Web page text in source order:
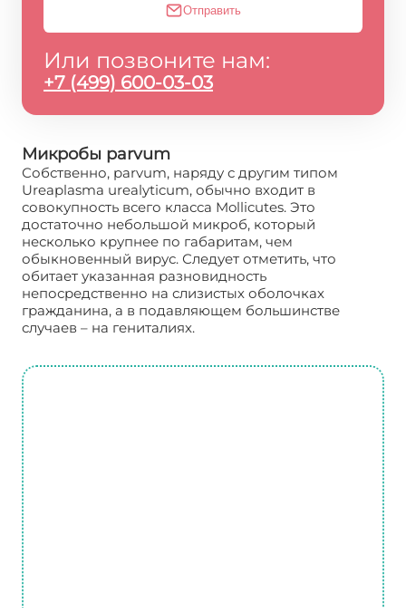
Отправить
Или позвоните нам:
+7 (499) 600-03-03
Микробы parvum
Собственно, parvum, наряду с другим типом
Ureaplasma urealyticum, обычно входит в
совокупность всего класса Mollicutes. Это
достаточно небольшой микроб, который
несколько крупнее по габаритам, чем
обыкновенный вирус. Следует отметить, что
обитает указанная разновидность
непосредственно на слизистых оболочках
гражданина, а в подавляющем большинстве
случаев – на гениталиях.